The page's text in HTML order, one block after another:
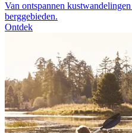
Van ontspannen
berggebieden.
Ontdek